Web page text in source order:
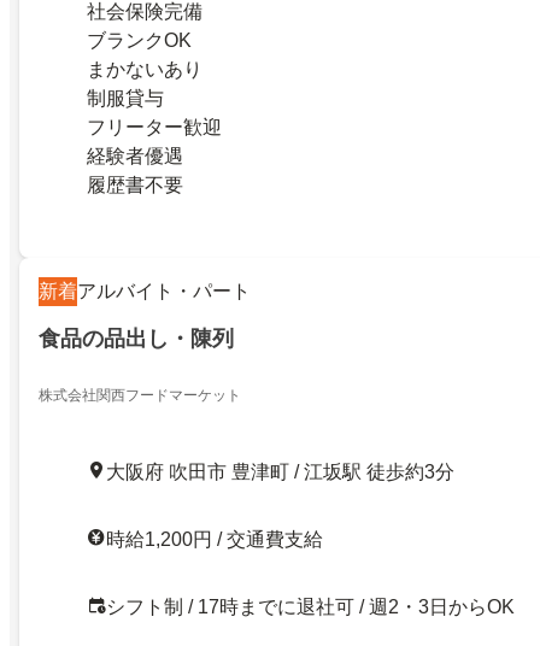
社会保険完備
ブランクOK
まかないあり
制服貸与
フリーター歓迎
経験者優遇
履歴書不要
新着アルバイト・パート
食品の品出し・陳列
株式会社関西フードマーケット
大阪府 吹田市 豊津町 / 江坂駅 徒歩約3分
時給1,200円 / 交通費支給
シフト制 / 17時までに退社可 / 週2・3日からOK